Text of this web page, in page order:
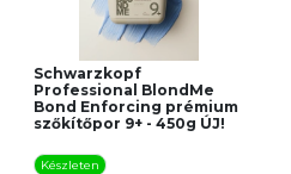
Schwarzkopf
Professional BlondMe
Bond Enforcing prémium
szőkítőpor 9+ - 450g ÚJ!
Készleten